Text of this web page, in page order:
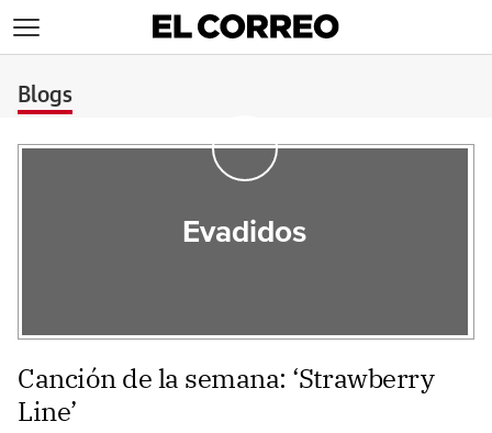
Blogs
Evadidos
Canción de la semana: ‘Strawberry
Line’